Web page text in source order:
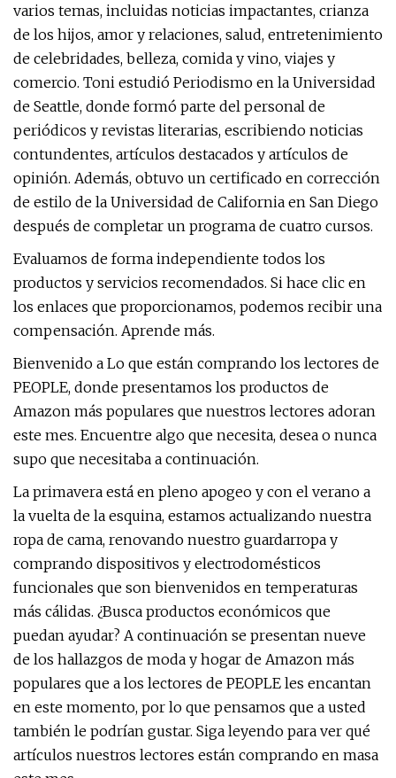
varios temas, incluidas noticias impactantes, crianza
de los hijos, amor y relaciones, salud, entretenimiento
de celebridades, belleza, comida y vino, viajes y
comercio. Toni estudió Periodismo en la Universidad
de Seattle, donde formó parte del personal de
periódicos y revistas literarias, escribiendo noticias
contundentes, artículos destacados y artículos de
opinión. Además, obtuvo un certificado en corrección
de estilo de la Universidad de California en San Diego
después de completar un programa de cuatro cursos.
Evaluamos de forma independiente todos los
productos y servicios recomendados. Si hace clic en
los enlaces que proporcionamos, podemos recibir una
compensación. Aprende más.
Bienvenido a Lo que están comprando los lectores de
PEOPLE, donde presentamos los productos de
Amazon más populares que nuestros lectores adoran
este mes. Encuentre algo que necesita, desea o nunca
supo que necesitaba a continuación.
La primavera está en pleno apogeo y con el verano a
la vuelta de la esquina, estamos actualizando nuestra
ropa de cama, renovando nuestro guardarropa y
comprando dispositivos y electrodomésticos
funcionales que son bienvenidos en temperaturas
más cálidas. ¿Busca productos económicos que
puedan ayudar? A continuación se presentan nueve
de los hallazgos de moda y hogar de Amazon más
populares que a los lectores de PEOPLE les encantan
en este momento, por lo que pensamos que a usted
también le podrían gustar. Siga leyendo para ver qué
artículos nuestros lectores están comprando en masa